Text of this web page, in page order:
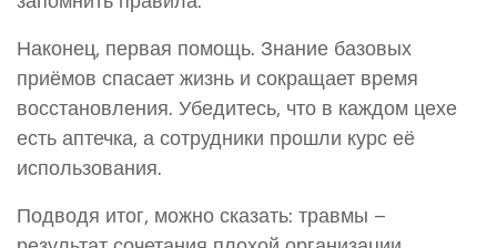
Наконец, первая помощь. Знание базовых
приёмов спасает жизнь и сокращает время
восстановления. Убедитесь, что в каждом цехе
есть аптечка, а сотрудники прошли курс её
использования.
Подводя итог, можно сказать: травмы –